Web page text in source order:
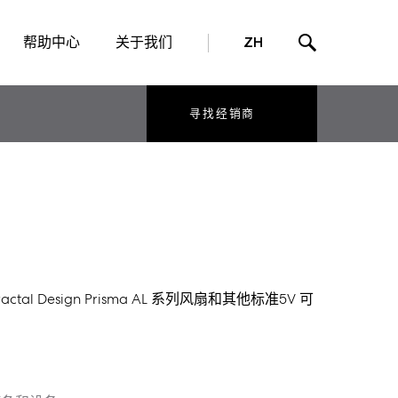
帮助中心 关于我们 ZH
寻找经销商
Design Prisma AL 系列风扇和其他标准5V 可